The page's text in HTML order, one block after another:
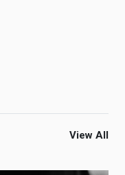
View All